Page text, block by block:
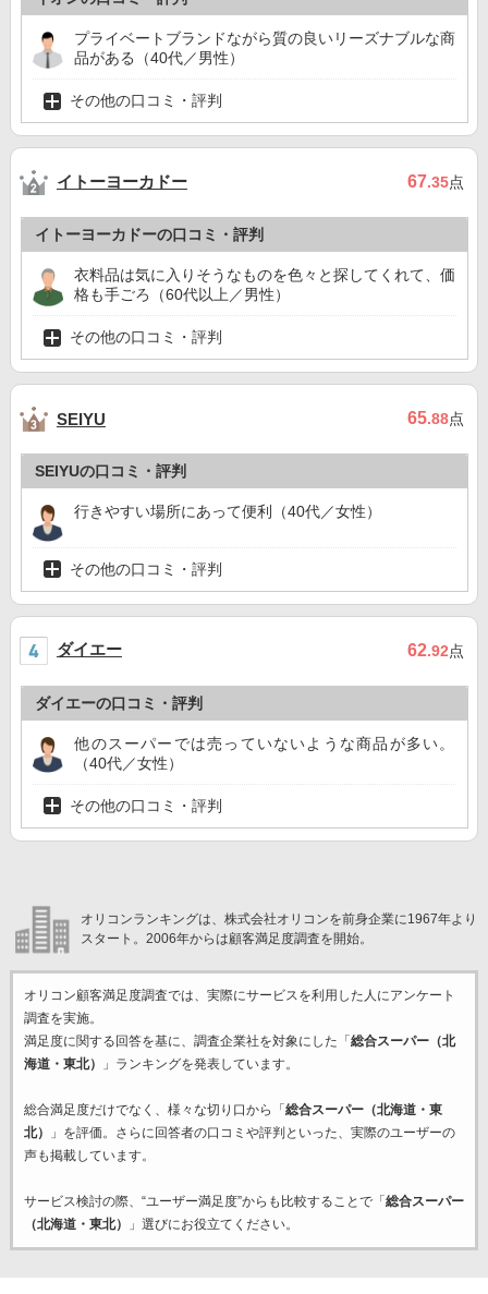
プライベートブランドながら質の良いリーズナブルな商
品がある（40代／男性）
その他の口コミ・評判
イトーヨーカドー 67.35点
イトーヨーカドーの口コミ・評判
衣料品は気に入りそうなものを色々と探してくれて、価
格も手ごろ（60代以上／男性）
その他の口コミ・評判
SEIYU 65.88点
SEIYUの口コミ・評判
行きやすい場所にあって便利（40代／女性）
その他の口コミ・評判
ダイエー 62.92点
ダイエーの口コミ・評判
他のスーパーでは売っていないような商品が多い。
（40代／女性）
その他の口コミ・評判
オリコンランキングは、株式会社オリコンを前身企業に1967年より
スタート。2006年からは顧客満足度調査を開始。
オリコン顧客満足度調査では、実際にサービスを利用した 人にアンケート
調査を実施。
満足度に関する回答を基に、調査企業社を対象にした「総合スーパー（北
海道・東北）
」ランキングを発表しています。
総合満足度だけでなく、様々な切り口から「総合スーパー（北海道・東
北）
」を評価。さらに回答者の口コミや評判といった、実際のユーザーの
声も掲載しています。
サービス検討の際、“ユーザー満足度”からも比較することで「総合スーパー
（北海道・東北）
」選びにお役立てください。